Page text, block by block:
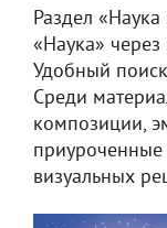
Раздел «Наука
«Наука» через
Удобный
Среди
композиции,
визуальных